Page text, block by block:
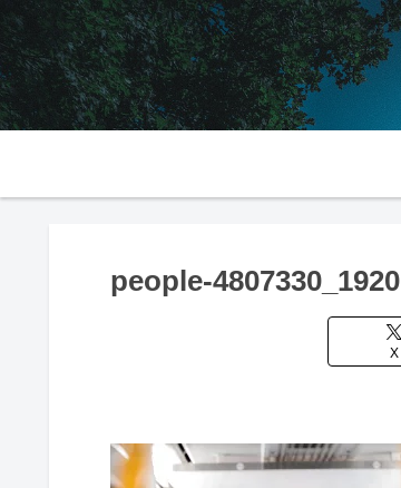
people-4807330_1920
X